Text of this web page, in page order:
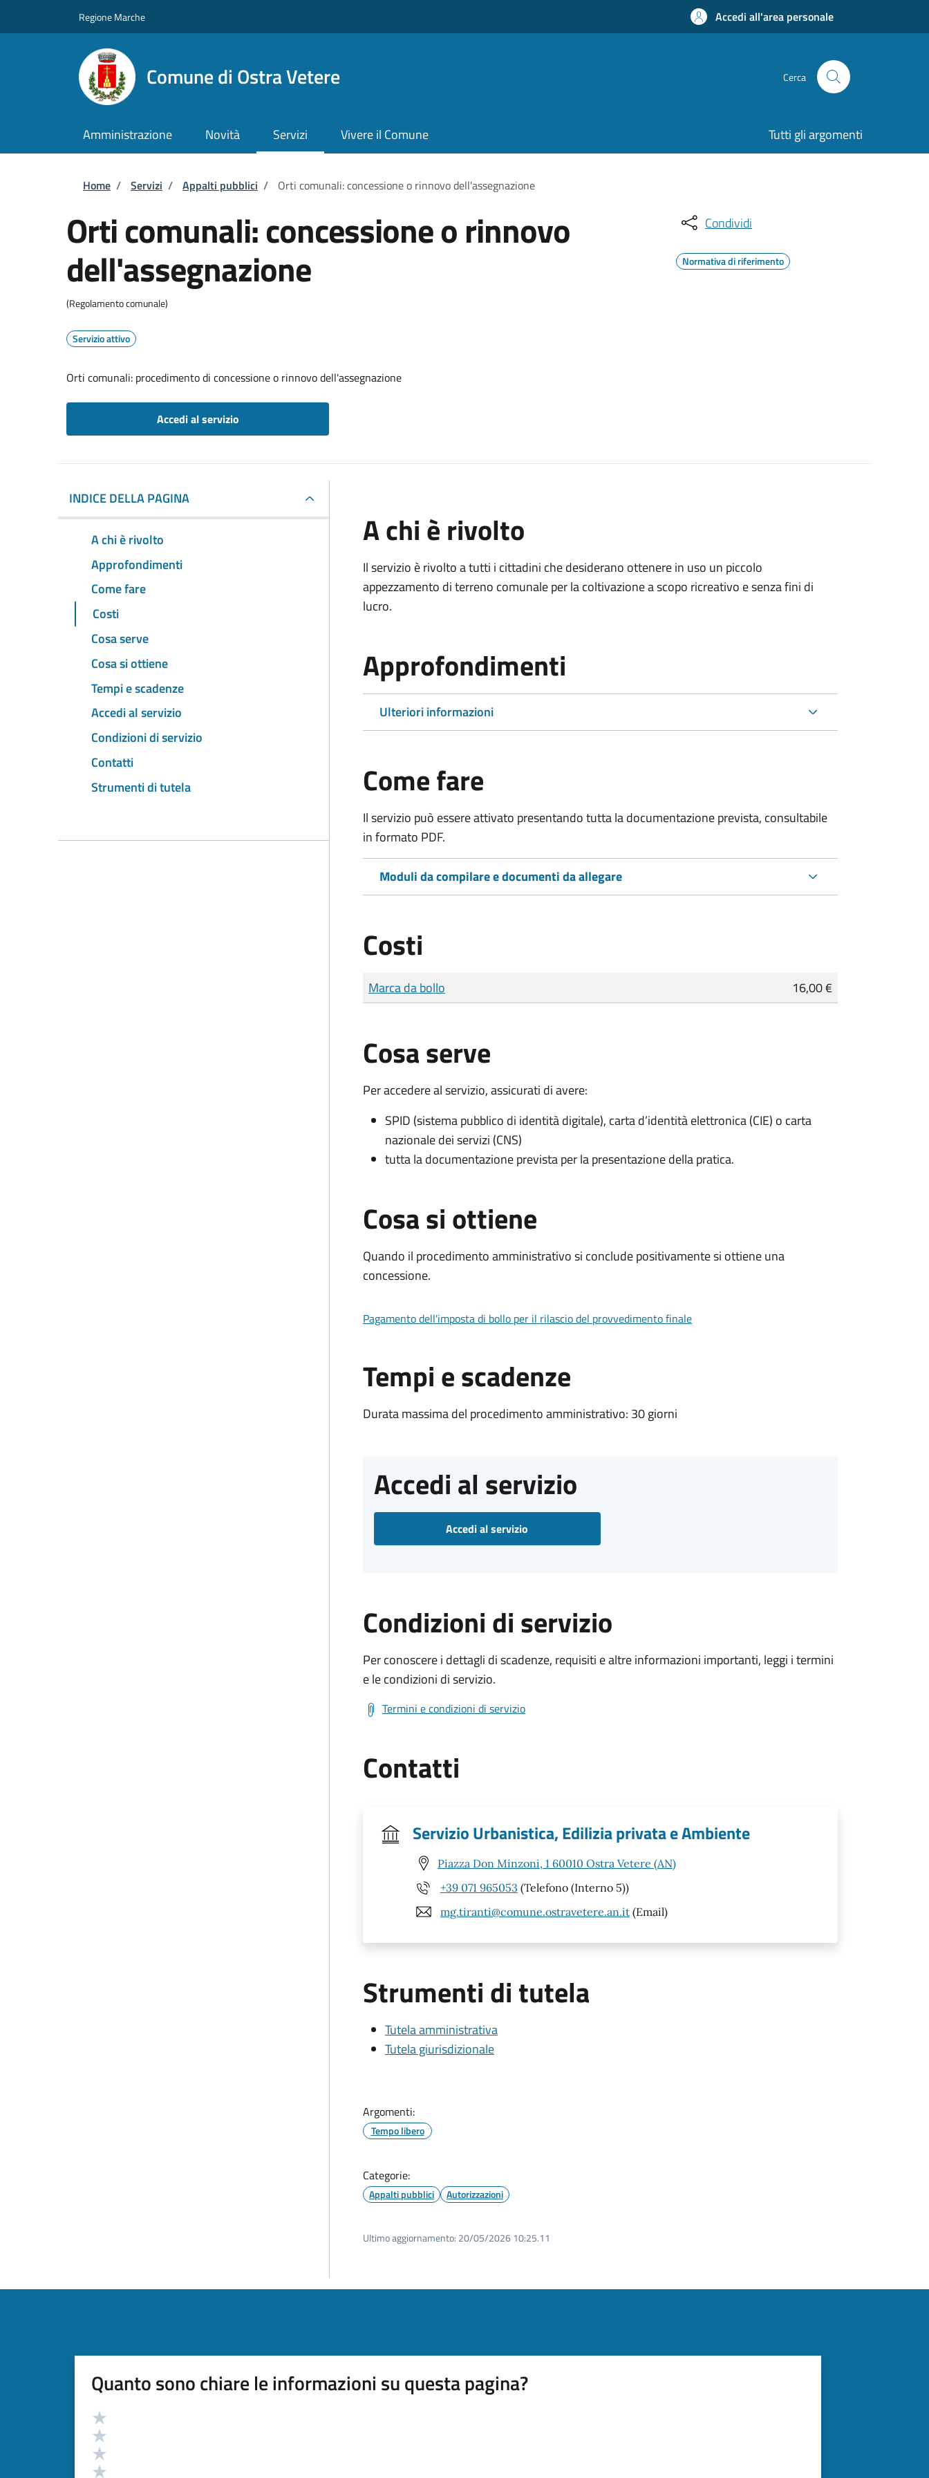
Regione Marche Accedi all'area personale
Comune di Ostra Vetere Cerca
Amministrazione Novità Servizi Vivere il Comune Tutti gli argomenti
Briciole di pane
Home / Servizi / Appalti pubblici / Orti comunali: concessione o rinnovo dell'assegnazione
Orti comunali: concessione o rinnovo
dell'assegnazione
(Regolamento comunale)
Servizio attivo
Orti comunali: procedimento di concessione o rinnovo dell'assegnazione
Accedi al servizio
Condividi
Normativa di riferimento
INDICE DELLA PAGINA
A chi è rivolto
Approfondimenti
Come fare
Costi
Cosa serve
Cosa si ottiene
Tempi e scadenze
Accedi al servizio
Condizioni di servizio
Contatti
Strumenti di tutela
A chi è rivolto
Il servizio è rivolto a tutti i cittadini che desiderano ottenere in uso un piccolo
appezzamento di terreno comunale per la coltivazione a scopo ricreativo e senza fini di
lucro.
Approfondimenti
Ulteriori informazioni
Come fare
Il servizio può essere attivato presentando tutta la documentazione prevista, consultabile
in formato PDF.
Moduli da compilare e documenti da allegare
Costi
Tipo di pagamento
Importo
Marca da bollo 16,00 €
Cosa serve
Per accedere al servizio, assicurati di avere:
SPID (sistema pubblico di identità digitale), carta d’identità elettronica (CIE) o carta
nazionale dei servizi (CNS)
tutta la documentazione prevista per la presentazione della pratica.
Cosa si ottiene
Quando il procedimento amministrativo si conclude positivamente si ottiene una
concessione.
Pagamento dell'imposta di bollo per il rilascio del provvedimento finale
Tempi e scadenze
Durata massima del procedimento amministrativo: 30 giorni
Accedi al servizio
Accedi al servizio
Condizioni di servizio
Per conoscere i dettagli di scadenze, requisiti e altre informazioni importanti, leggi i termini
e le condizioni di servizio.
Termini e condizioni di servizio
Contatti
Servizio Urbanistica, Edilizia privata e Ambiente
Piazza Don Minzoni, 1 60010 Ostra Vetere (AN)
+39 071 965053 (Telefono (Interno 5))
mg.tiranti@comune.ostravetere.an.it (Email)
Strumenti di tutela
Tutela amministrativa
Tutela giurisdizionale
Argomenti:
Tempo libero
Categorie:
Appalti pubblici Autorizzazioni
Ultimo aggiornamento: 20/05/2026 10:25.11
Quanto sono chiare le informazioni su questa pagina?
Valutazione